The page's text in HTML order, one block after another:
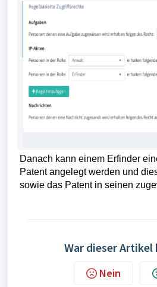
Danach kann einem Erfinder
Patent angelegt werden und
sowie das Patent in seinen
War dieser
Nein